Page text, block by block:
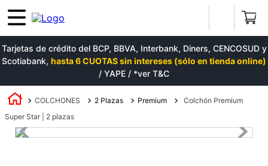
Tarjetas de crédito del BCP, BBVA, Interbank, Diners, CENCOSUD y
Scotiabank, hasta 6 CUOTAS sin intereses (sólo en tienda online)
/ YAPE / *ver T&C
COLCHONES 2 Plazas Premium
Colchón Premium
Super Star | 2 plazas